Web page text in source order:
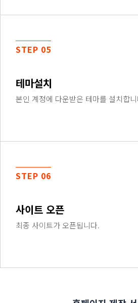
STEP 05
테마설치
본인 계정에 다운받은 테마를 설치합
STEP 06
사이트 오픈
최종 사이트가 오픈됩니다.